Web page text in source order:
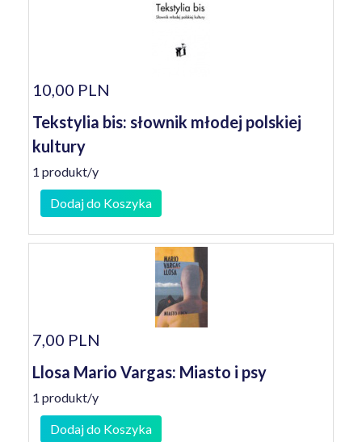
10,00 PLN
Tekstylia bis: słownik młodej polskiej
kultury
1 produkt/y
Dodaj do Koszyka
7,00 PLN
Llosa Mario Vargas: Miasto i psy
1 produkt/y
Dodaj do Koszyka